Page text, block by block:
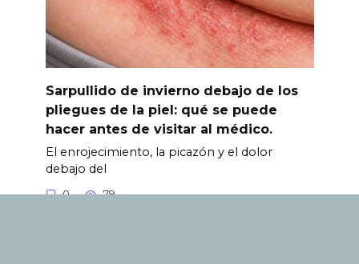
Sarpullido de invierno debajo de los
pliegues de la piel: qué se puede
hacer antes de visitar al médico.
El enrojecimiento, la picazón y el dolor
debajo del
0 79